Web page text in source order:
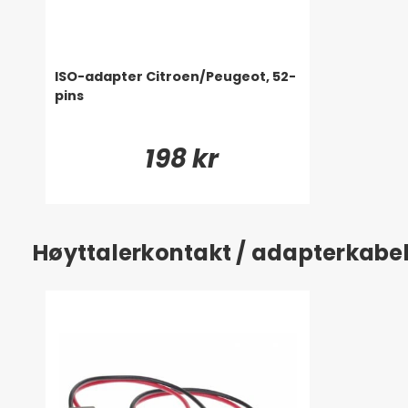
ISO-adapter Citroen/Peugeot, 52-
pins
198 kr
Høyttalerkontakt /